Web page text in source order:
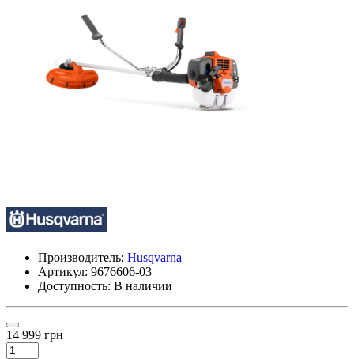
Производитель: Husqvarna
Артикул: 9676606-03
Доступность: В наличии
14 999 грн